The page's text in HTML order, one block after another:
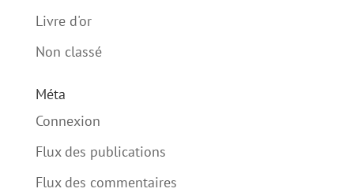
Livre d'or
Non classé
Méta
Connexion
Flux des publications
Flux des commentaires